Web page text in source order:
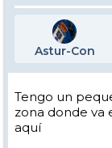
Astur-Con
Tengo un
zona donde va
aquí